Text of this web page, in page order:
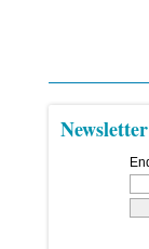
Newsletter